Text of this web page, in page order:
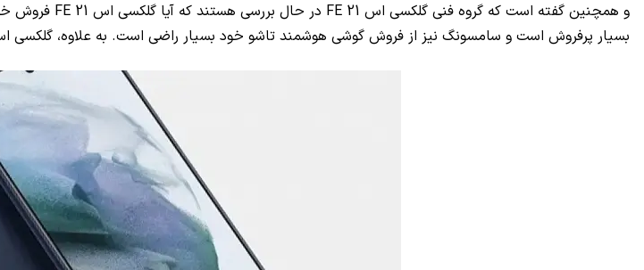
و همچنین گفته است که گروه فنی گلکسی اس 21
FE در حال بررسی هستند که آیا گلکسی اس 21 FE
بسیار پرفروش است و سامسونگ نیز از فروش گوشی هوشمند تاشو خود بسیار راضی است. به علاوه، گلکسی اس